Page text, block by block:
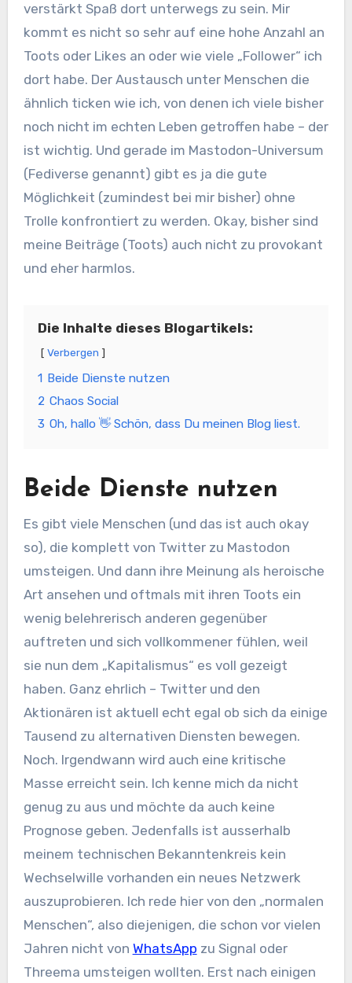
verstärkt Spaß dort unterwegs zu sein. Mir
kommt es nicht so sehr auf eine hohe Anzahl an
Toots oder Likes an oder wie viele „Follower“ ich
dort habe. Der Austausch unter Menschen die
ähnlich ticken wie ich, von denen ich viele bisher
noch nicht im echten Leben getroffen habe – der
ist wichtig. Und gerade im Mastodon-Universum
(Fediverse genannt) gibt es ja die gute
Möglichkeit (zumindest bei mir bisher) ohne
Trolle konfrontiert zu werden. Okay, bisher sind
meine Beiträge (Toots) auch nicht zu provokant
und eher harmlos.
Die Inhalte dieses Blogartikels:
Verbergen
1 Beide Dienste nutzen
2 Chaos Social
3 Oh, hallo 👋 Schön, dass Du meinen Blog liest.
Beide Dienste nutzen
Es gibt viele Menschen (und das ist auch okay
so), die komplett von Twitter zu Mastodon
umsteigen. Und dann ihre Meinung als heroische
Art ansehen und oftmals mit ihren Toots ein
wenig belehrerisch anderen gegenüber
auftreten und sich vollkommener fühlen, weil
sie nun dem „Kapitalismus“ es voll gezeigt
haben. Ganz ehrlich – Twitter und den
Aktionären ist aktuell echt egal ob sich da einige
Tausend zu alternativen Diensten bewegen.
Noch. Irgendwann wird auch eine kritische
Masse erreicht sein. Ich kenne mich da nicht
genug zu aus und möchte da auch keine
Prognose geben. Jedenfalls ist ausserhalb
meinem technischen Bekanntenkreis kein
Wechselwille vorhanden ein neues Netzwerk
auszuprobieren. Ich rede hier von den „normalen
Menschen“, also diejenigen, die schon vor vielen
Jahren nicht von WhatsApp zu Signal oder
Threema umsteigen wollten. Erst nach einigen